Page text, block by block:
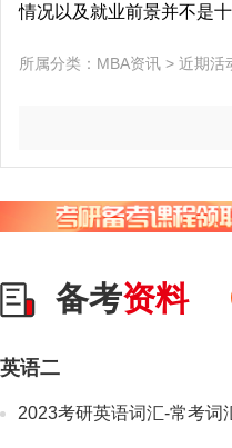
情况以及就业前景并不是
所属分类： MBA资讯 > 近期活
备考资料
英语二
2023考研英语词汇-常考词